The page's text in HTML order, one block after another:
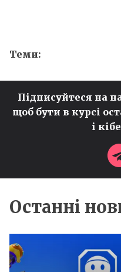
Теми:
Підписуйтеся на
щоб бути в курсі
і
Останні